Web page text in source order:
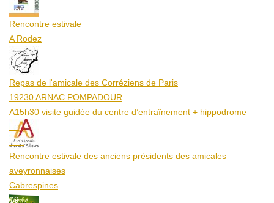
Aoû
Rencontre estivale
A Rodez
23
Aoû
Repas de l'amicale des Corréziens de Paris
19230 ARNAC POMPADOUR
A15h30 visite guidée du centre d’entraînement + hippodrome
25
Aoû
Rencontre estivale des anciens présidents des amicales
aveyronnaises
Cabrespines
09